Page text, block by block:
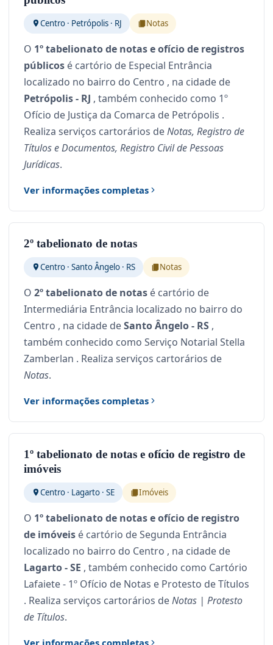
Centro · Petrópolis · RJ Notas
O 1º tabelionato de notas e ofício de registros
públicos é cartório de Especial Entrância
localizado no bairro do Centro , na cidade de
Petrópolis - RJ , também conhecido como 1º
Ofício de Justiça da Comarca de Petrópolis .
Realiza serviços cartorários deNotas, Registro de
Títulos e Documentos, Registro Civil de Pessoas
Jurídicas.
Ver informações completas
2º tabelionato de notas
Centro · Santo Ângelo · RS Notas
O 2º tabelionato de notas é cartório de
Intermediária Entrância localizado no bairro do
Centro , na cidade deSanto Ângelo - RS ,
também conhecido como Serviço Notarial Stella
Zamberlan . Realiza serviços cartorários de
Notas.
Ver informações completas
1º tabelionato de notas e ofício de registro de
imóveis
Centro · Lagarto · SE Imóveis
O 1º tabelionato de notas e ofício de registro
de imóveis é cartório de Segunda Entrância
localizado no bairro do Centro , na cidade de
Lagarto - SE , também conhecido como Cartório
Lafaiete - 1º Ofício de Notas e Protesto de Títulos
. Realiza serviços cartorários deNotas | Protesto
de Títulos.
Ver informações completas